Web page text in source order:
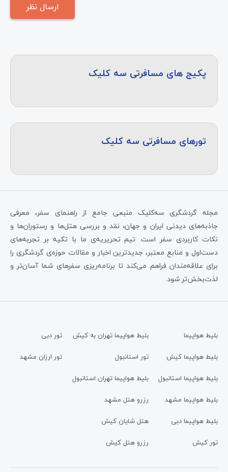
پکیج های مسافرتی سه کلیک
تورهای مسافرتی سه کلیک
مجله گردشگری سه‌کلیک منبعی جامع از راهنمای سفر، معرفی
جاذبه‌های دیدنی ایران و جهان، نقد و بررسی هتل‌ها و رستوران‌ها و
نکات کاربردی سفر است. تیم تحریریه‌ی ما با تکیه بر تجربه‌های
دست‌اول و منابع معتبر، جدیدترین اخبار و مقالات حوزه‌ی گردشگری را
برای علاقه‌مندان فراهم می‌کند تا برنامه‌ریزی سفرهای شما آسان‌تر و
لذت‌بخش‌تر شود.
بلیط هواپیما
بلیط هواپیما کیش
بلیط هواپیما استانبول
بلیط هواپیما مشهد
بلیط هواپیما دبی
تور کیش
بلیط هواپیما تهران به کیش
تور استانبول
بلیط هواپیما تهران استانبول
رزرو هتل مشهد
هتل شایان کیش
رزرو هتل کیش
تور دبی
تور ارزان مشهد